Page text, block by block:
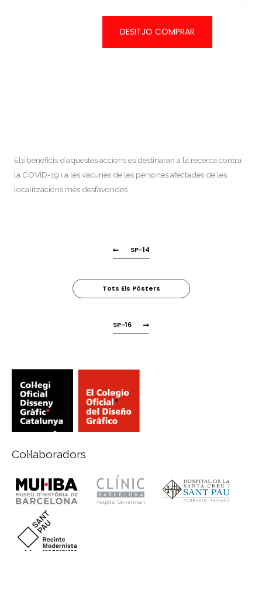
Els beneficis d’aquestes accions es destinaran a la recerca contra
la COVID-19 i a les vacunes de les persones afectades de les
localitzacions més desfavorides.
SP-14
Tots Els Pòsters
SP-16
Col·laboradors